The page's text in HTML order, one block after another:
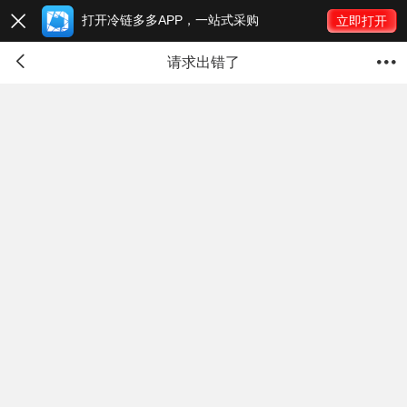
 打开冷链多多APP，一站式采购 立即打开
 请求出错了 